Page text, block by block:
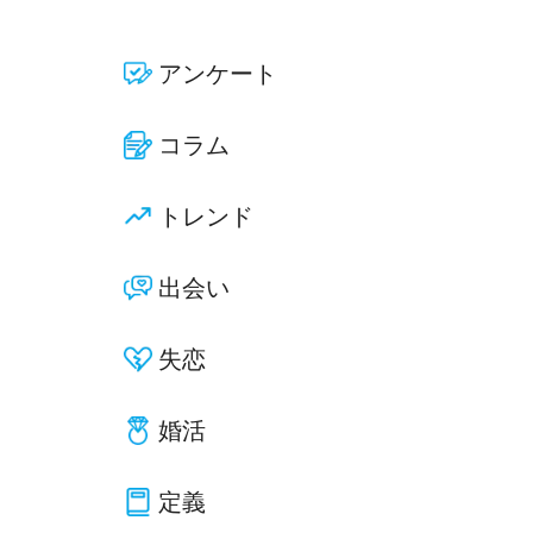
アンケート
コラム
トレンド
出会い
失恋
婚活
定義